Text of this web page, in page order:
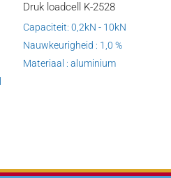
Druk loadcell K-2528
Capaciteit: 0,2kN - 10kN
Nauwkeurigheid : 1,0 %
Materiaal : aluminium